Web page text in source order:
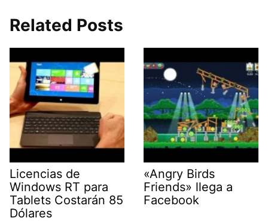
Related Posts
Licencias de
Windows RT para
Tablets Costarán 85
Dólares
«Angry Birds
Friends» llega a
Facebook